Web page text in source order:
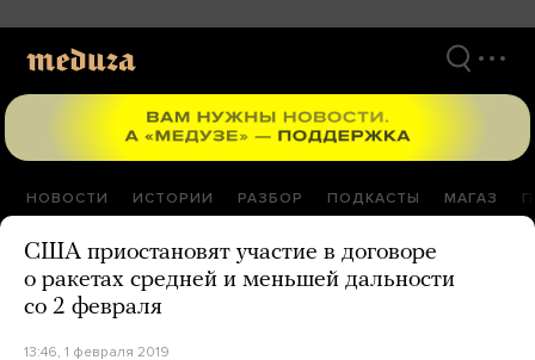
НОВОСТИ ИСТОРИИ РАЗБОР ПОДКАСТЫ МАГАЗ
США приостановят участие в договоре
о ракетах средней и меньшей дальности
со 2 февраля
13:46, 1 февраля 2019